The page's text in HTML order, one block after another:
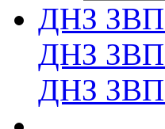
ДНЗ
ДНЗ
ДНЗ